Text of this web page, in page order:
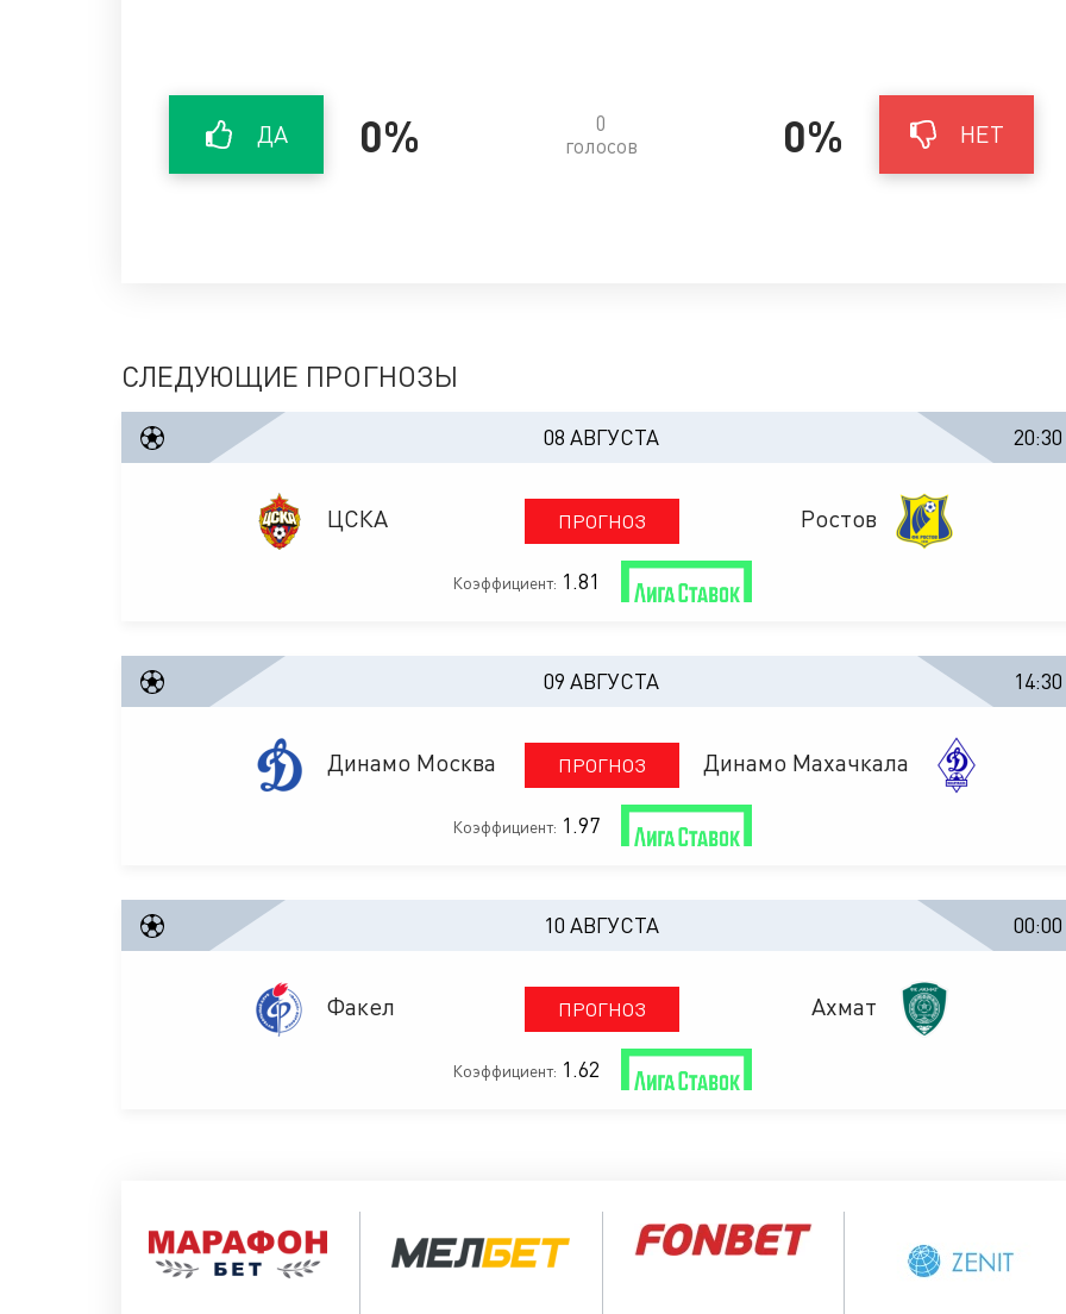
ДА 0%
0
голосов
0% НЕТ
СЛЕДУЮЩИЕ ПРОГНОЗЫ
08 АВГУСТА 20:30
ЦСКА ПРОГНОЗ Ростов
Коэффициент: 1.81
09 АВГУСТА 14:30
Динамо Москва ПРОГНОЗ Динамо Махачкала
Коэффициент: 1.97
10 АВГУСТА 00:00
Факел ПРОГНОЗ Ахмат
Коэффициент: 1.62